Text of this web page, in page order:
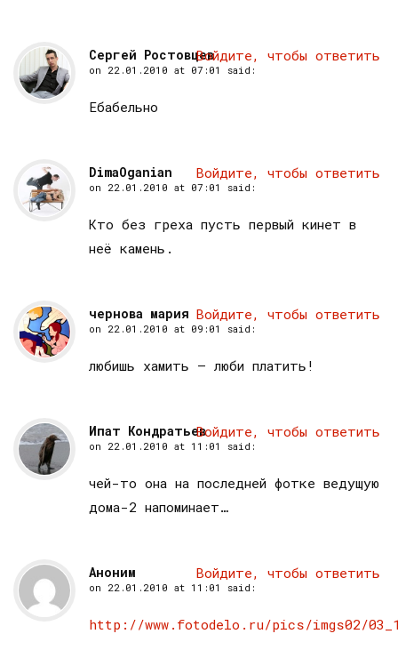
Сергей Ростовцев
on 22.01.2010 at 07:01 said:
Ебабельно
Войдите, чтобы ответить
DimaOganian
on 22.01.2010 at 07:01 said:
Кто без греха пусть первый кинет в
неё камень.
Войдите, чтобы ответить
чернова мария
on 22.01.2010 at 09:01 said:
любишь хамить — люби платить!
Войдите, чтобы ответить
Ипат Кондратьев
on 22.01.2010 at 11:01 said:
чей-то она на последней фотке ведущую
дома-2 напоминает…
Войдите, чтобы ответить
Аноним
on 22.01.2010 at 11:01 said:
http://www.fotodelo.ru/pics/imgs02/
Войдите, чтобы ответить